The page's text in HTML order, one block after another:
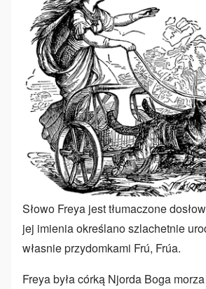
Słowo Freya jest tłumaczone
jej imienia określano szlachetnie
własnie przydomkami Frú, Frúa.
Freya była córką Njorda Boga